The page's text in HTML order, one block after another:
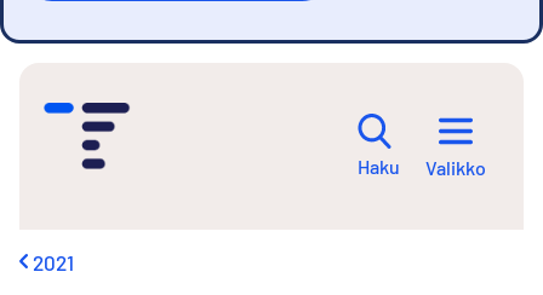
Haku Valikko
2021